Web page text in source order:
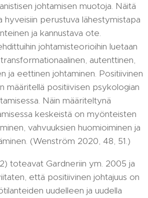
johtamisen muotoja. Näitä
hyveisiin perustuva lähestymistapa
ja kannustava ote.
johtamisteorioihin luetaan
autenttinen,
ja eettinen johtaminen. Positiivinen
määritellä positiivisen psykologian
Näin määriteltynä
keskeistä on myönteisten
vahvuuksien huomioiminen ja
(Wenström 2020, 48, 51.)
toteavat Gardneriin ym. 2005 ja
että positiivinen johtajuus on
uudelleen ja uudella